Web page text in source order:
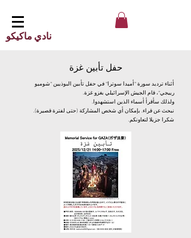
نادي ماكيكو
حفل تأبين غزة
أثناء ترديد سورة "أميدا سوترا" في حفل تأبين البوذيين "شوميو
رييجي"، قام الجيش الإسرائيلي بغزو غزة.
ولذلك سأقرأ أسماء الذين استشهدوا.
نبحث عن قراء. بإمكان أي شخص المشاركة (حتى لفترة قصيرة).
شكرا جزيلا لتعاونكم.